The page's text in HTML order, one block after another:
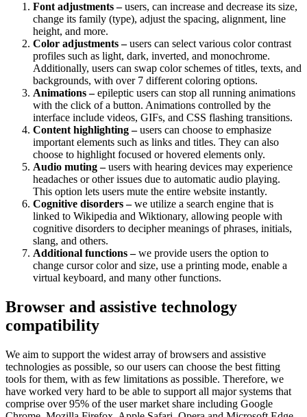
Font adjustments –users, can increase and decrease its size,
change its family (type), adjust the spacing, alignment, line
height, and more.
Color adjustments –users can select various color contrast
profiles such as light, dark, inverted, and monochrome.
Additionally, users can swap color schemes of titles, texts, and
backgrounds, with over 7 different coloring options.
Animations –epileptic users can stop all running animations
with the click of a button. Animations controlled by the
interface include videos, GIFs, and CSS flashing transitions.
Content highlighting –users can choose to emphasize
important elements such as links and titles. They can also
choose to highlight focused or hovered elements only.
Audio muting –users with hearing devices may experience
headaches or other issues due to automatic audio playing.
This option lets users mute the entire website instantly.
Cognitive disorders –we utilize a search engine that is
linked to Wikipedia and Wiktionary, allowing people with
cognitive disorders to decipher meanings of phrases, initials,
slang, and others.
Additional functions –we provide users the option to
change cursor color and size, use a printing mode, enable a
virtual keyboard, and many other functions.
Browser and assistive technology
compatibility
We aim to support the widest array of browsers and assistive
technologies as possible, so our users can choose the best fitting
tools for them, with as few limitations as possible. Therefore, we
have worked very hard to be able to support all major systems that
comprise over 95% of the user market share including Google